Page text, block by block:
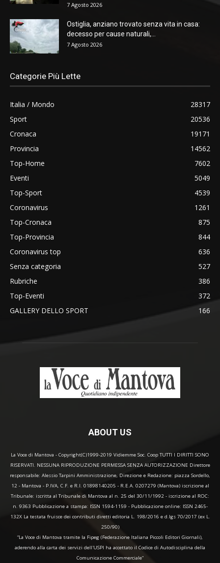
7 Agosto 2026
Ostiglia, anziano trovato senza vita in casa:
decesso per cause naturali,...
7 Agosto 2026
Categorie Più Lette
Italia / Mondo
28317
Sport
20536
Cronaca
19171
Provincia
14562
Top-Home
7602
Eventi
5049
Top-Sport
4539
Coronavirus
1261
Top-Cronaca
875
Top-Provincia
844
Coronavirus top
636
Senza categoria
527
Rubriche
386
Top-Eventi
372
GALLERY DELLO SPORT
166
ABOUT US
La Voce di Mantova - Copyright(C)1999-2019 Vidiemme Soc. Coop TUTTI I DIRITTI SONO
RISERVATI. NESSUNA RIPRODUZIONE PERMESSA SENZA AUTORIZZAZIONE Direttore
responsabile: Alessio Tarpini Amministrazione, Direzione e Redazione: piazza Sordello,
12 - Mantova - P.IVA, C.F. e R.I. 01898140205 - R.E.A. 0207279 (Mantova) iscrizione al
Tribunale: iscritta al Tribunale di Mantova al n. 25 del 30/11/1992 - iscrizione al ROC:
n. 9363 Pubblicazione a stampa: ISSN 1594-1159 - Pubblicazione online: ISSN 2465-
132X La testata fruisce dei contributi diretti editoria L. 198/2016 e d.lgs 70/2017 (ex L.
250/90)
“La Voce di Mantova tramite la Fipeg (Federazione Italiana Piccoli Editori Giornali),
aderendo alla carta dei servizi dell'USPI ha accettato il Codice di Autodisciplina della
Comunicazione Commerciale"